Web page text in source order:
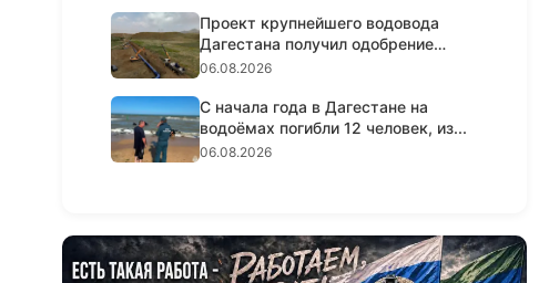
Проект крупнейшего водовода
Дагестана получил одобрение
госэ...
06.08.2026
С начала года в Дагестане на
водоёмах погибли 12 человек, из...
06.08.2026